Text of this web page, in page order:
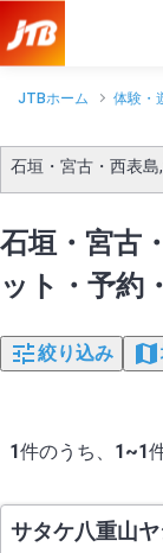
JTBホーム 体験・
石垣・宮古・西表島
石垣・宮古
ット・予約
絞り込み
1件のうち、 1~1
サタケ八重山